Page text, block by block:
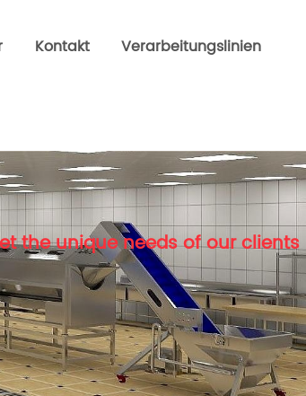
Kontakt Verarbeitungslinien
the unique needs of our clients